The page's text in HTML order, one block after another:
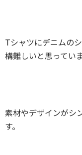
Tシャツにデニムの
構難しいと思っていま
素材やデザインがシ
す。